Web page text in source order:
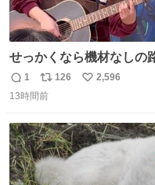
せっかくなら機材なしの
バレてくれないかな。 「
#Sakurashimeji
返
信
1
リ
ポ
ト
数
126
い
数
2,596
13時間前